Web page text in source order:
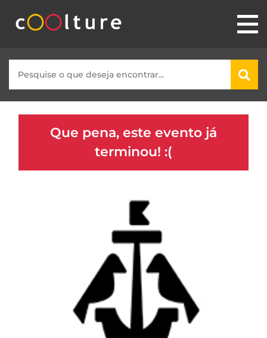
Que pena, este evento já
terminou! :(